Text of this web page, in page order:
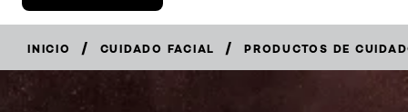
INICIO / CUIDADO FACIAL / PRODUCTOS DE